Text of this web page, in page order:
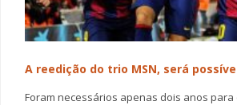
A reedição do trio MSN, será
Foram necessários apenas dois anos para